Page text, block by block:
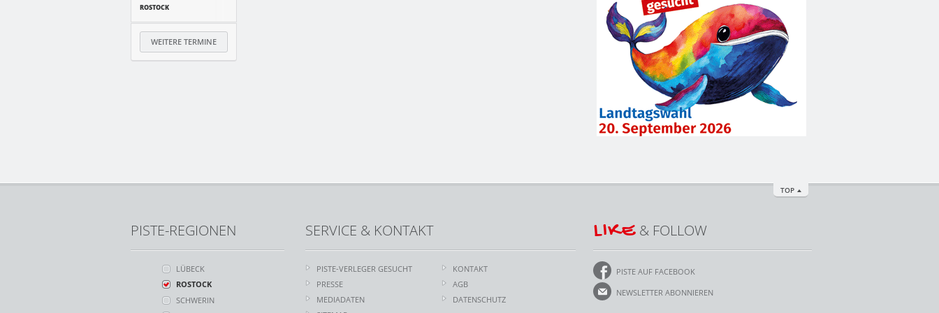
ROSTOCK
WEITERE TERMINE
TOP
PISTE-REGIONEN
LÜBECK
ROSTOCK
SCHWERIN
SERVICE & KONTAKT
PISTE-VERLEGER GESUCHT
PRESSE
MEDIADATEN
KONTAKT
AGB
DATENSCHUTZ
LIKE& FOLLOW
PISTE AUF FACEBOOK
NEWSLETTER ABONNIEREN